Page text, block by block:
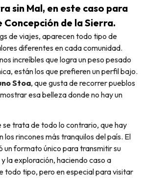
sin Mal, en este caso para
Concepción de la Sierra.
diferentes en cada comunidad.
increíbles que logra un peso pesado
están los que prefieren un perfil bajo.
Stoa, que gusta de recorrer pueblos
esa belleza donde no hay un
se trata de todo lo contrario, que hay
los rincones más tranquilos del país. El
un formato único para transmitir su
la exploración, haciendo caso a
todo tipo, pero en especial para visitar